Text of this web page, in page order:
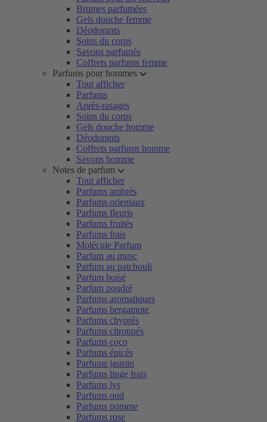
Brumes parfumées
Gels douche femme
Déodorants
Soins du corps
Savons parfumés
Coffrets parfums femme
Parfums pour hommes
Tout afficher
Parfums
Après-rasages
Soins du corps
Gels douche homme
Déodorants
Coffrets parfums homme
Savons homme
Notes de parfum
Tout afficher
Parfums ambrés
Parfums orientaux
Parfums fleuris
Parfums fruités
Parfums frais
Molécule Parfum
Parfum au musc
Parfum au patchouli
Parfum boisé
Parfum poudré
Parfums aromatiques
Parfums bergamote
Parfums chyprés
Parfums citronnés
Parfums coco
Parfums épicés
Parfums jasmin
Parfums linge frais
Parfums lys
Parfums oud
Parfums pomme
Parfums rose